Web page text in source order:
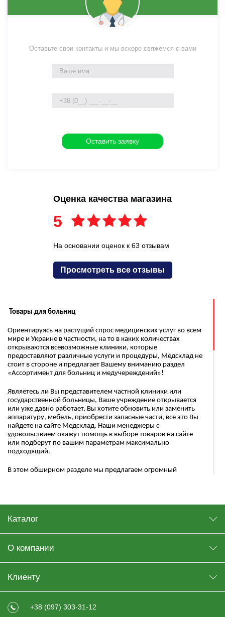
Товары для больниц
Ориентируясь на растущий спрос медицинских услуг во всем
мире и Украине в частности, на то в каких количествах
открываются всевозможные клиники, которые
предоставляют различные услуги и процедуры, Медсклад не
стоит в стороне и предлагает Вашему вниманию раздел
«Ассортимент для больниц и медучереждений»!
Являетесь ли Вы представителем частной клиники или
государственной больницы, Ваше учреждение открывается
или уже давно работает, Вы хотите обновить или заменить
аппаратуру, мебель, приобрести запасные части, все это Вы
найдете на сайте Медсклад. Наши менеджеры с
удовольствием окажут помощь в выборе товаров на сайте
или подберут по вашим параметрам максимально
подходящий.
В этом обширном разделе мы предлагаем огромный
игл.
Большое разнообразие медицинской мебели ждет Вас :
Оставьте свои контакты и мы вскоре свяжемся с вами
Оценка качества магазина
5
На основании оценок к 63 отзывам
Просмотреть все отзывы
Каталог
О компании
Клиенту
+38 (097) 303-31-12